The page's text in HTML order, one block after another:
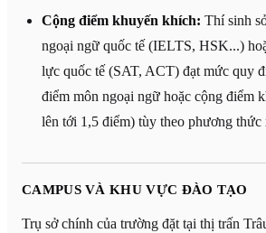
Cộng điểm khuyến khích: Thí sinh
ngoại ngữ quốc tế (IELTS, HSK...)
lực quốc tế (SAT, ACT) đạt mức quy
điểm môn ngoại ngữ hoặc cộng điểm
lên tới 1,5 điểm) tùy theo phương thức
CAMPUS VÀ KHU VỰC ĐÀO TẠO
Trụ sở chính của trường đặt tại thị trấn